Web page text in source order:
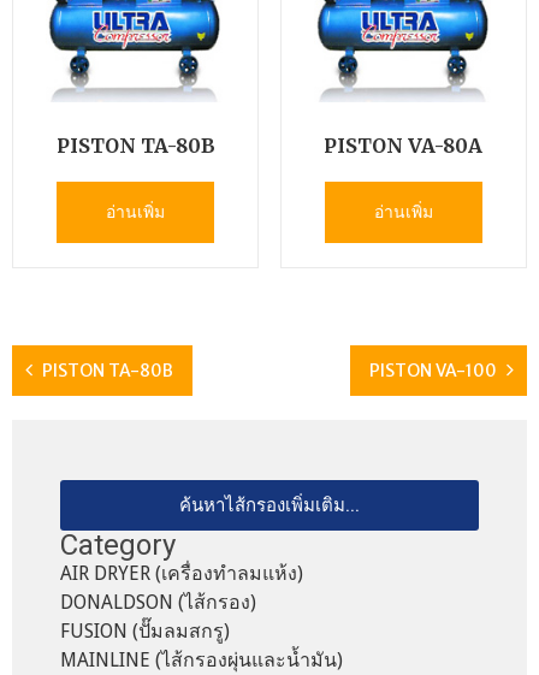
PISTON TA-80B
อ่านเพิ่ม
PISTON VA-80A
อ่านเพิ่ม
PISTON TA-80B PISTON VA-100
ค้นหาไส้กรองเพิ่มเติม...
Category
AIR DRYER (เครื่องทำลมแห้ง)
DONALDSON (ไส้กรอง)
FUSION (ปั๊มลมสกรู)
MAINLINE (ไส้กรองผุ่นและน้ำมัน)